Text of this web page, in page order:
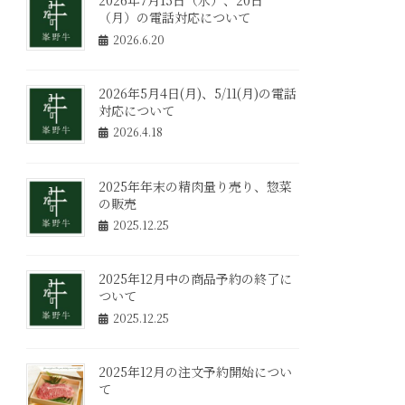
（月）の電話対応について
2026.6.20
2026年5月4日(月)、5/11(月)の電話
対応について
2026.4.18
2025年年末の精肉量り売り、惣菜
の販売
2025.12.25
2025年12月中の商品予約の終了に
ついて
2025.12.25
2025年12月の注文予約開始につい
て